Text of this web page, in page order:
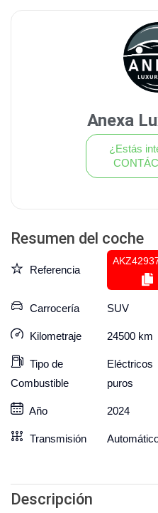
Resumen del coche
Referencia
Carrocería SUV
Kilometraje 24500 km
Tipo de
Combustible
Eléctricos
puros
Año 2024
Transmisión Automático
Descripción
Anexa
¿Estás